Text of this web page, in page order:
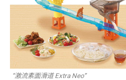
“激流素面滑道 Extra Neo”